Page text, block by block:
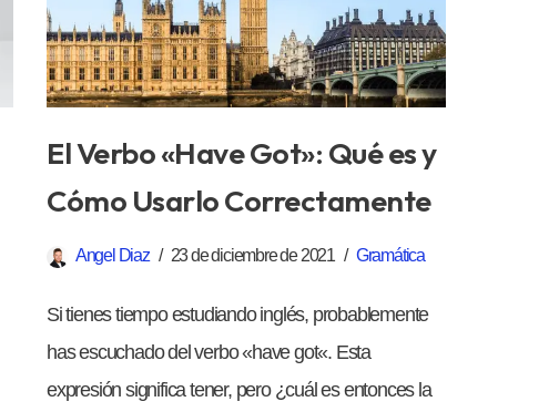
El Verbo «Have Got»: Qué es y
Cómo Usarlo Correctamente
Angel Diaz 23 de diciembre de 2021 Gramática
Si tienes tiempo estudiando inglés, probablemente
has escuchado del verbo «have got«. Esta
expresión significa tener, pero ¿cuál es entonces la